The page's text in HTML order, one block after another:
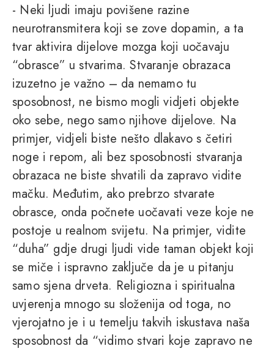
- Neki ljudi imaju povišene razine
neurotransmitera koji se zove dopamin, a ta
tvar aktivira dijelove mozga koji uočavaju
“obrasce” u stvarima. Stvaranje obrazaca
izuzetno je važno – da nemamo tu
sposobnost, ne bismo mogli vidjeti objekte
oko sebe, nego samo njihove dijelove. Na
primjer, vidjeli biste nešto dlakavo s četiri
noge i repom, ali bez sposobnosti stvaranja
obrazaca ne biste shvatili da zapravo vidite
mačku. Međutim, ako prebrzo stvarate
obrasce, onda počnete uočavati veze koje ne
postoje u realnom svijetu. Na primjer, vidite
“duha” gdje drugi ljudi vide taman objekt koji
se miče i ispravno zaključe da je u pitanju
samo sjena drveta. Religiozna i spiritualna
uvjerenja mnogo su složenija od toga, no
vjerojatno je i u temelju takvih iskustava naša
sposobnost da “vidimo stvari koje zapravo ne